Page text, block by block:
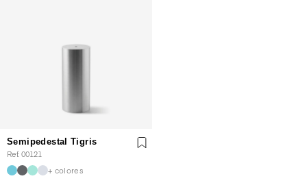
Semipedestal Tigris
Ref. 00121
+ colores